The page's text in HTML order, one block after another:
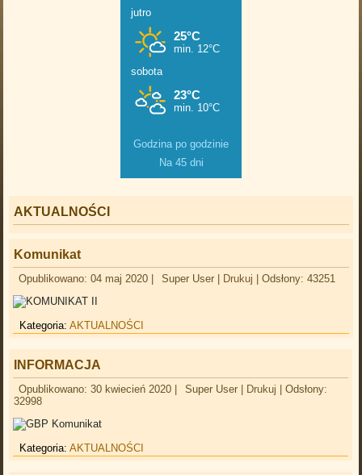
Godzina po godzinie
Na 45 dni
AKTUALNOŚCI
Komunikat
Opublikowano: 04 maj 2020 Super User Drukuj |Odsłony: 43251
Kategoria:AKTUALNOŚCI
INFORMACJA
Opublikowano: 30 kwiecień 2020 Super User Drukuj |Odsłony:
32998
Kategoria:AKTUALNOŚCI